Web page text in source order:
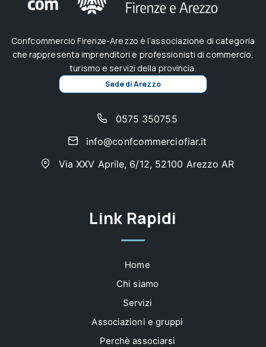
Confcommercio Firenze-Arezzo è l’associazione di categoria
che rappresenta imprenditori e professionisti di commercio,
turismo e servizi della provincia.
Sede di Arezzo
0575 350755
info@confcommerciofiar.it
Via XXV Aprile, 6/12, 52100 Arezzo AR
Link Rapidi
Home
Chi siamo
Servizi
Associazioni e gruppi
Perchè associarsi